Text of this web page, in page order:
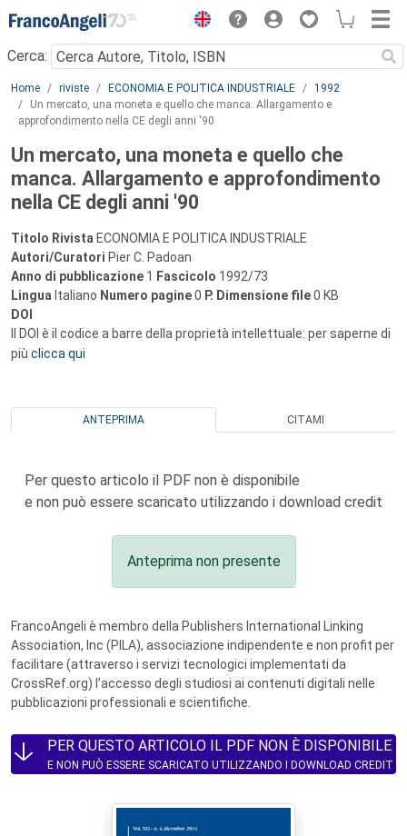
Menu
Cerca:
Main content
Home riviste ECONOMIA E POLITICA INDUSTRIALE
1992
Un mercato, una moneta e quello che manca. Allargamento e
approfondimento nella CE degli anni '90
Un mercato, una moneta e quello che
manca. Allargamento e approfondimento
nella CE degli anni '90
Titolo Rivista ECONOMIA E POLITICA INDUSTRIALE
Autori/Curatori Pier C. Padoan
Anno di pubblicazione 1 Fascicolo 1992/73
Lingua Italiano Numero pagine0 P. Dimensione file0 KB
DOI
Il DOI è il codice a barre della proprietà intellettuale: per saperne di
più clicca qui
ANTEPRIMA CITAMI
Per questo articolo il PDF non è disponibile
e non può essere scaricato utilizzando i download credit
Anteprima non presente
FrancoAngeli è membro della Publishers International Linking
Association, Inc (PILA), associazione indipendente e non profit per
facilitare (attraverso i servizi tecnologici implementati da
CrossRef.org) l’accesso degli studiosi ai contenuti digitali nelle
pubblicazioni professionali e scientifiche.
PER QUESTO ARTICOLO IL PDF NON È DISPONIBILE
E NON PUÒ ESSERE SCARICATO UTILIZZANDO I DOWNLOAD CREDIT